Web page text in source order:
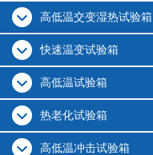
高低温交变湿热试验箱
快速温变试验箱
高低温试验箱
热老化试验箱
高低温冲击试验箱